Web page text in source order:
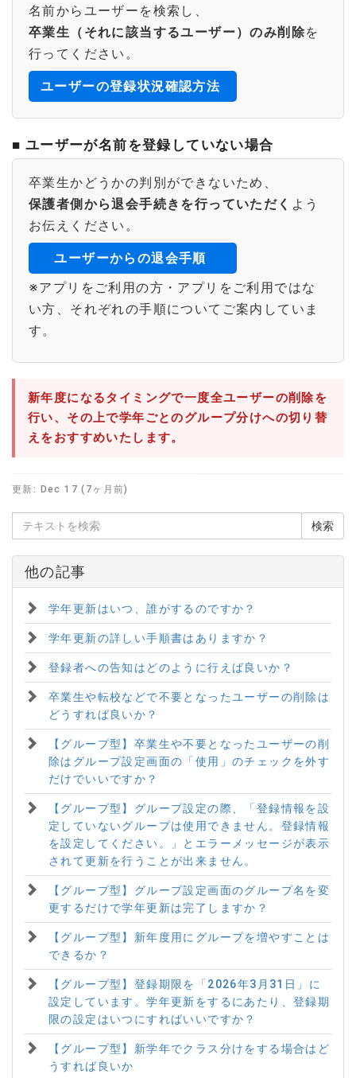
名前からユーザーを検索し、
卒業生（それに該当するユーザー）のみ削除を
行ってください。
ユーザーの登録状況確認方法
■ ユーザーが名前を登録していない場合
卒業生かどうかの判別ができないため、
保護者側から退会手続きを行っていただく よう
お伝えください。
ユーザーからの退会手順
※アプリをご利用の方・アプリをご利用ではな
い方、それぞれの手順についてご案内していま
す。
新年度になるタイミングで一度全ユーザーの削除を
行い、その上で学年ごとのグループ分けへの切り替
えをおすすめいたします。
更新: Dec 17 (7ヶ月前)
他の記事
学年更新はいつ、誰がするのですか？
学年更新の詳しい手順書はありますか？
登録者への告知はどのように行えば良いか？
卒業生や転校などで不要となったユーザーの削除は
どうすれば良いか？
【グループ型】卒業生や不要となったユーザーの削
除はグループ設定画面の「使用」のチェックを外す
だけでいいですか？
【グループ型】グループ設定の際、「登録情報を設
定していないグループは使用できません。登録情報
を設定してください。」とエラーメッセージが表示
されて更新を行うことが出来ません。
【グループ型】グループ設定画面のグループ名を変
更するだけで学年更新は完了しますか？
【グループ型】新年度用にグループを増やすことは
できるか？
【グループ型】登録期限を「2026年3月31日」に
設定しています。学年更新をするにあたり、登録期
限の設定はいつにすればいいですか？
【グループ型】新学年でクラス分けをする場合はど
うすれば良いか